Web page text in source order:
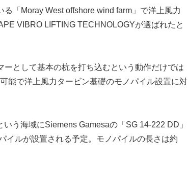
「Moray West offshore wind farm」で洋上風力
VIBRO LIFTING TECHNOLOGYが選ばれたと
として基本の杭を打ち込むという動作だけでは
能で洋上風力タービン基礎のモノパイル設置に対
う海域にSiemens Gamesaの「SG 14-222 DD」
イルが設置される予定。モノパイルの長さは約